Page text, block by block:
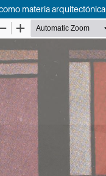
materia arquitectónica